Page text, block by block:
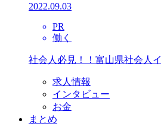
2022.09.03
PR
働く
社会人必見！！富山県社会人
求人情報
インタビュー
お金
まとめ